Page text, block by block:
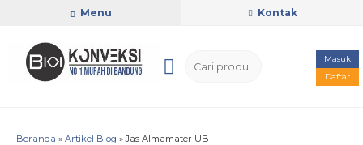
Menu Kontak
Masuk
Daftar
Beranda » Artikel Blog » Jas Almamater UB